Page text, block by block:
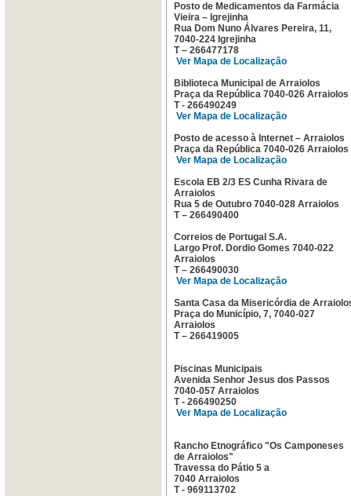
Posto de Medicamentos da Farmácia
Vieira – Igrejinha
Rua Dom Nuno Álvares Pereira, 11,
7040-224 Igrejinha
T – 266477178
Ver Mapa de Localização
Biblioteca Municipal de Arraiolos
Praça da República 7040-026 Arraiolos
T - 266490249
Ver Mapa de Localização
Posto de acesso à Internet – Arraiolos
Praça da República 7040-026 Arraiolos
Ver Mapa de Localização
Escola EB 2/3 ES Cunha Rivara de
Arraiolos
Rua 5 de Outubro 7040-028 Arraiolos
T – 266490400
Correios de Portugal S.A.
Largo Prof. Dordio Gomes 7040-022
Arraiolos
T – 266490030
Ver Mapa de Localização
Santa Casa da Misericórdia de
Praça do Município, 7, 7040-027
Arraiolos
T – 266419005
Piscinas Municipais
Avenida Senhor Jesus dos Passos
7040-057 Arraiolos
T - 266490250
Ver Mapa de Localização
Rancho Etnográfico "Os Camponeses
de Arraiolos"
Travessa do Pátio 5 a
7040 Arraiolos
T - 969113702